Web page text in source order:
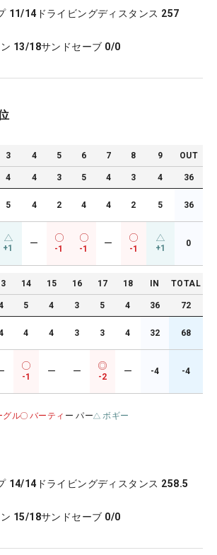
11/14 ドライビングディスタンス 257
13/18サンドセーブ 0/0
3 4 5 6 7 8 9 OUT
4 4 3 5 4 3 4 36
5 4 2 4 4 2 5 36
+1 ー
-1 -1
ー
-1 +1 0
14 15 16 17 18 IN TOTAL
5 4 3 5 4 36 72
4 4 3 3 4 32 68
-1
ー ー
-2
ー -4 -4
グル バーティ ー パー ボギー
14/14 ドライビングディスタンス 258.5
15/18サンドセーブ 0/0